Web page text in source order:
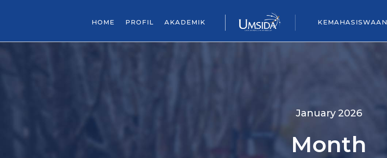
HOME PROFIL AKADEMIK KEMAHASISWAAN
January 2026
Month